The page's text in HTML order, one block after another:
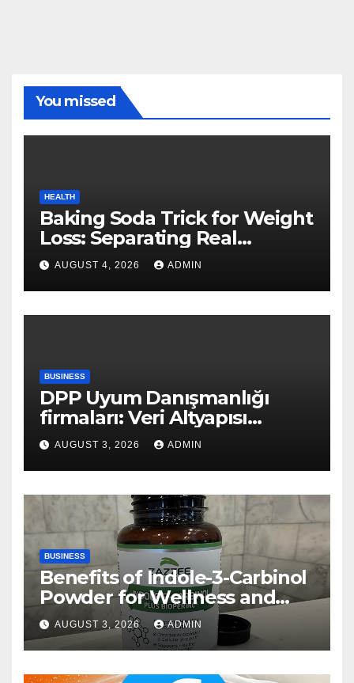
You missed
HEALTH
Baking Soda Trick for Weight
Loss: Separating Real
Benefits From Internet Hype
AUGUST 4, 2026 ADMIN
BUSINESS
DPP Uyum Danışmanlığı
firmaları: Veri Altyapısı
Rehberi
AUGUST 3, 2026 ADMIN
BUSINESS
Benefits of Indole-3-Carbinol
Powder for Wellness and
Healthy Lifestyle Support
AUGUST 3, 2026 ADMIN